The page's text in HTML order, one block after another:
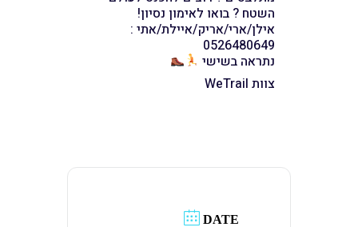
השטח ? בואו לאימון נסיון!
אילן/ארי/אריק/איילת/אתי :
0526480649
נתראה בשישי
צוות WeTrail
DATE